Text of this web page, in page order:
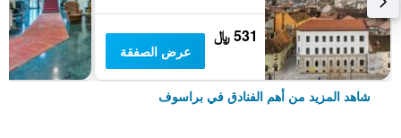
531 ﷼
عرض الصفقة
شاهد المزيد من أهم الفنادق في براسوف